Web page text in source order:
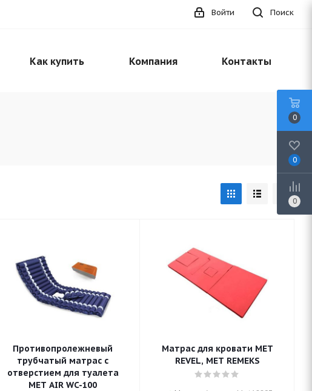
Поиск
Войти
Как купить Компания Контакты
Противопролежневый
трубчатый матрас с
отверстием для туалета
MET AIR WC-100
Матрас для кровати МЕТ
REVEL, МЕТ REMEKS
0
0
0